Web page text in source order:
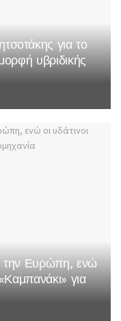
για το
υβριδικής
την Ευρώπη, ενώ
για